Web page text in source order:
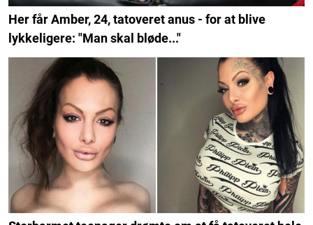
Her får Amber, 24, tatoveret anus - for at blive
lykkeligere: "Man skal bløde..."